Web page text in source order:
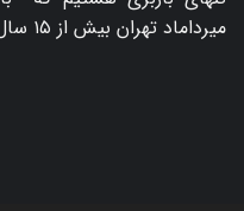
میرداماد تهران بیش از ۱۵ سال فعالیت می کنیم.